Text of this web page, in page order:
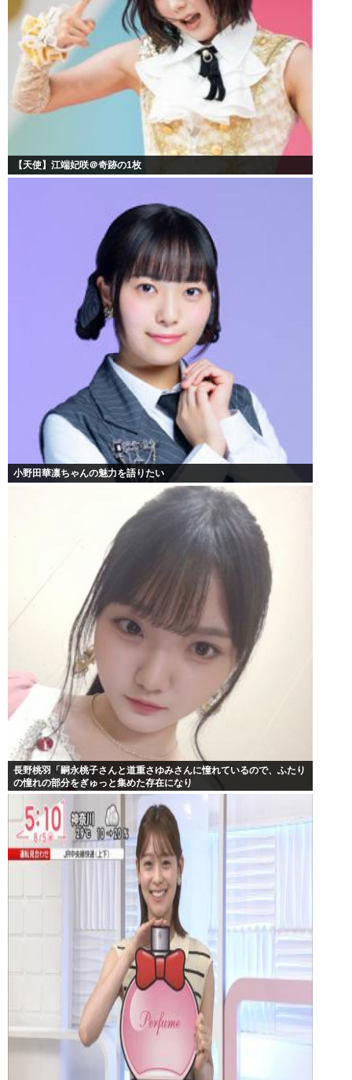
【天使】江端妃咲＠奇跡の1枚
小野田華凛ちゃんの魅力を語りたい
長野桃羽「嗣永桃子さんと道重さゆみさんに憧れているので、ふたり
の憧れの部分をぎゅっと集めた存在になり